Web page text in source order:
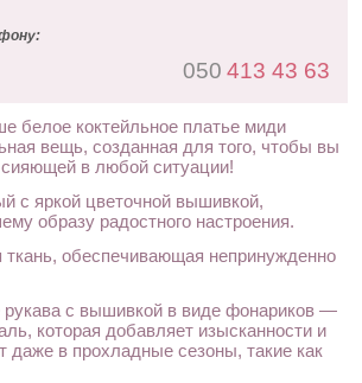
050 413 43 63
белое коктейльное платье миди
вещь, созданная для того, чтобы вы
в любой ситуации!
с яркой цветочной вышивкой,
образу радостного настроения.
ткань, обеспечивающая непринужденно
с вышивкой в ​​виде фонариков —
которая добавляет изысканности и
даже в прохладные сезоны, такие как